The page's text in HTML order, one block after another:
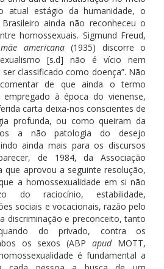
atual estágio da humanidade, o
ainda não reconheceu o
homossexuais. Sigmund Freud,
americana (1935) discorre o
[s.d] não é vício nem
classificado como doença”. Não
de que ainda o termo
empregado à época do vienense,
carta deixa-nos conscientes de
profunda, ou como queiram da
a não patologia do desejo
ainda mais para os discursos
de 1984, da Associação
que aprovou a seguinte resolução,
a homossexualidade em si não
do raciocínio, estabilidade,
sociais e vocacionais, razão pelo
discriminação e preconceito, tanto
do privado, contra os
os sexos (ABPapudMOTT,
é fundamental a